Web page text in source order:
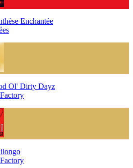
Enchantée
Ol' Dirty Dayz